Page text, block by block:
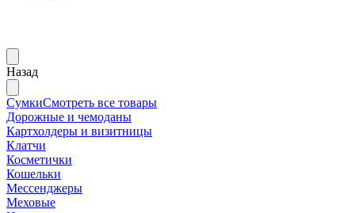
Назад
СумкиСмотреть все товары
Дорожные и чемоданы
Картхолдеры и визитницы
Клатчи
Косметички
Кошельки
Мессенджеры
Меховые